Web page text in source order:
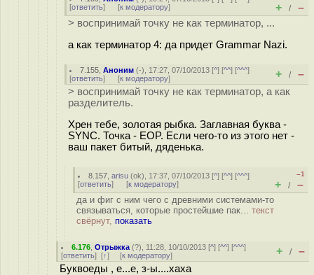
[ответить] [к модератору] + / –
> воспринимай точку не как терминатор, ...
а как терминатор 4: да придет Grammar Nazi.
7.155 ,Аноним (-), 17:27, 07/10/2013 [^] [^^] [^^^]
[ответить] [к модератору] + / –
> воспринимай точку не как терминатор, а как
разделитель.
Хрен тебе, золотая рыбка. Заглавная буква -
SYNC. Точка - EOP. Если чего-то из этого нет -
ваш пакет битый, дяденька.
8.157 ,arisu (ok), 17:37, 07/10/2013 [^] [^^] [^^^]
[ответить] [к модератору]
–1
+ / –
да и фиг с ним чего с древними системами-то
связываться, которые простейшие пак... текст
свёрнут, показать
6.176 ,Отрыжка (?), 11:28, 10/10/2013 [^] [^^] [^^^]
[ответить] [↑] [к модератору] + / –
Буквоеды , е...е, з-ы....хаха